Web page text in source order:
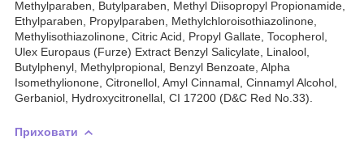
Methylparaben, Butylparaben, Methyl Diisopropyl Propionamide,
Ethylparaben, Propylparaben, Methylchloroisothiazolinone,
Methylisothiazolinone, Citric Acid, Propyl Gallate, Tocopherol,
Ulex Europaus (Furze) Extract Benzyl Salicylate, Linalool,
Butylphenyl, Methylpropional, Benzyl Benzoate, Alpha
Isomethylionone, Citronellol, Amyl Cinnamal, Cinnamyl Alcohol,
Gerbaniol, Hydroxycitronellal, CI 17200 (D&C Red No.33).
Приховати